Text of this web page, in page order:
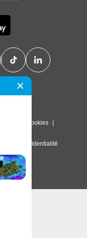
Cookies
de confidentialité
réservés